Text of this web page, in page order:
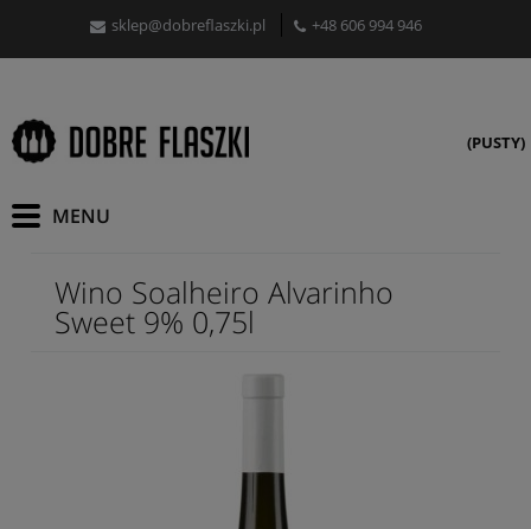
sklep@dobreflaszki.pl +48 606 994 946
(PUSTY)
Wino Soalheiro Alvarinho
Sweet 9% 0,75l